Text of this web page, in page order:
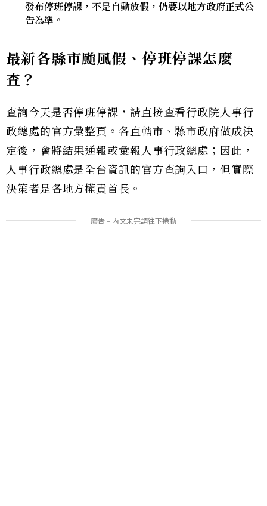
發布停班停課，不是自動放假，仍要以地方政府正式公
告為準。
最新各縣市颱風假、停班停課怎麼
查？
查詢今天是否停班停課，請直接查看行政院人事行
政總處的官方彙整頁。各直轄市、縣市政府做成決
定後，會將結果通報或彙報人事行政總處；因此，
人事行政總處是全台資訊的官方查詢入口，但實際
決策者是各地方權責首長。